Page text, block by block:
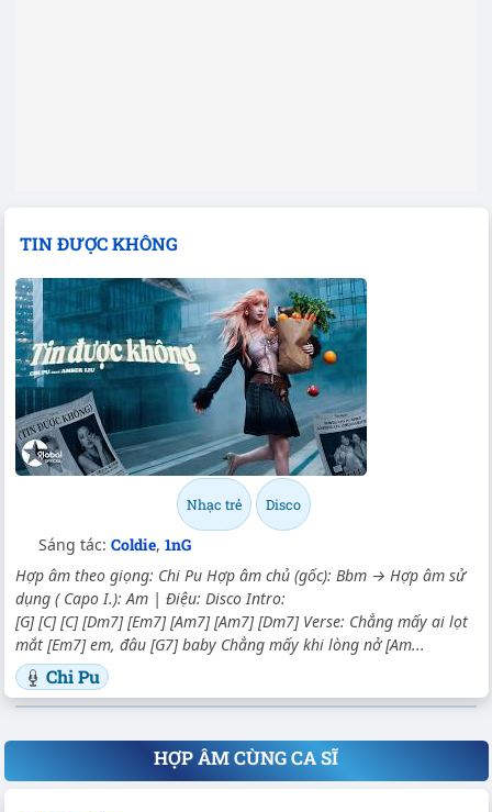
TIN ĐƯỢC KHÔNG
Nhạc trẻ Disco
Sáng tác: Coldie, 1nG
Hợp âm theo giọng: Chi Pu Hợp âm chủ (gốc): Bbm → Hợp âm sử
dụng ( Capo I.): Am | Điệu: Disco Intro:
[G] [C] [C] [Dm7] [Em7] [Am7] [Am7] [Dm7] Verse: Chẳng mấy ai lọt
mắt [Em7] em, đâu [G7] baby Chẳng mấy khi lòng nở [Am...
Chi Pu
HỢP ÂM CÙNG CA SĨ